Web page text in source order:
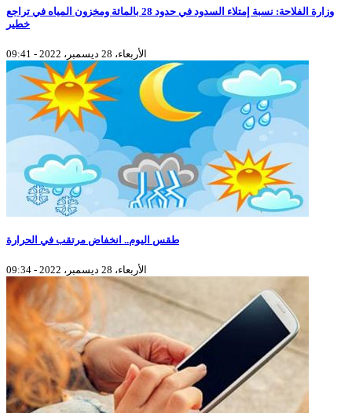
وزارة الفلاحة: نسبة إمتلاء السدود في حدود 28 بالمائة ومخزون المياه في تراجع
خطير
الأربعاء، 28 ديسمبر، 2022 - 09:41
طقس اليوم.. انخفاض مرتقب في الحرارة
الأربعاء، 28 ديسمبر، 2022 - 09:34